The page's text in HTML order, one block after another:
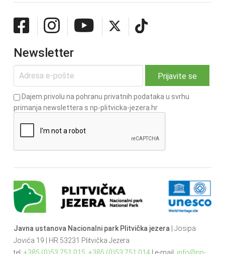
Newsletter
Dajem privolu na pohranu privatnih podataka u svrhu
primanja newslettera s np-plitvicka-jezera.hr
Javna ustanova Nacionalni park Plitvička jezera | Josipa
Jovića 19 | HR 53231 Plitvička Jezera
tel: +385 (0)53 751 015 +385 (0)53 751 014| e-mail: info@np-